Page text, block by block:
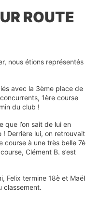
ROUTE
nous étions représentés
avec la 3ème place de
1ère course
du club !
que l’on sait de lui en
Derrière lui, on retrouvait
course à une très belle 7è
Clément B. s’est
Felix termine 18è et Maël
classement.